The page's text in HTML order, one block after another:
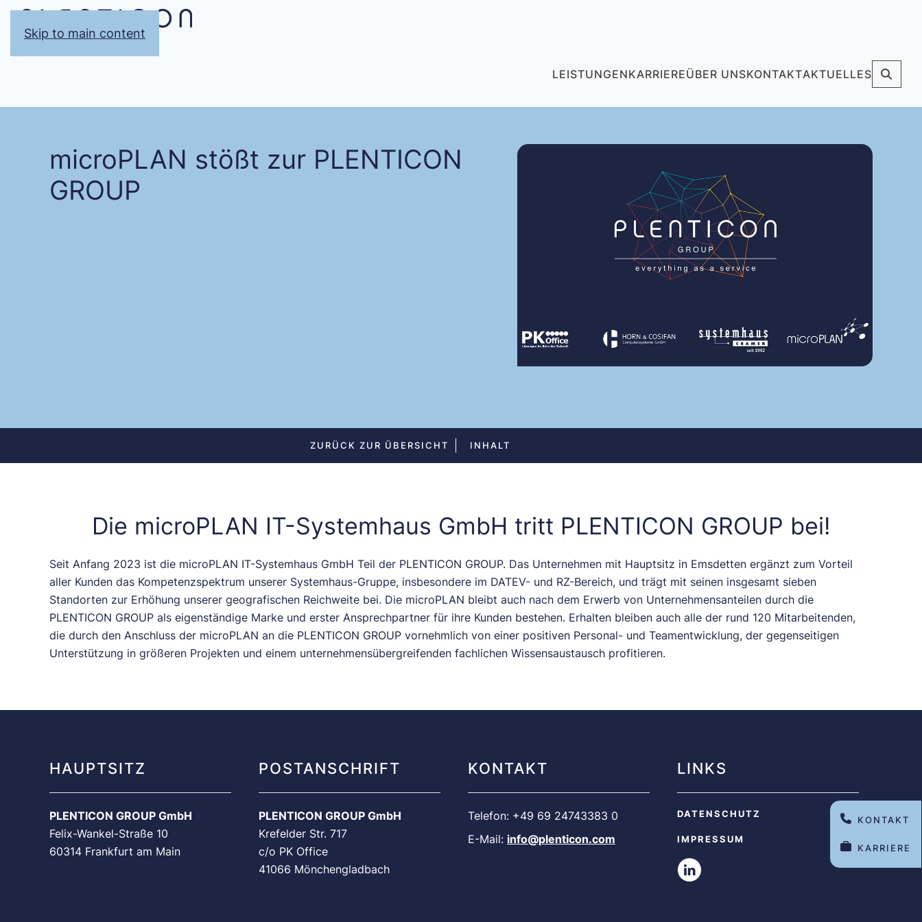
Skip to main content
KONTAKT
KARRIERE
LEISTUNGEN
(CURRENT)
KARRIERE
(CURRENT)
ÜBER UNS
(CURRENT)
KONTAKT
(CURRENT)
AKTUELLES
(CURRENT)
microPLAN stößt zur PLENTICON
GROUP
ZURÜCK ZUR ÜBERSICHT INHALT
Die microPLAN IT-Systemhaus GmbH tritt PLENTICON GROUP bei!
Seit Anfang 2023 ist die microPLAN IT-Systemhaus GmbH Teil der PLENTICON GROUP. Das Unternehmen mit Hauptsitz in Emsdetten ergänzt zum Vorteil
aller Kunden das Kompetenzspektrum unserer Systemhaus-Gruppe, insbesondere im DATEV- und RZ-Bereich, und trägt mit seinen insgesamt sieben
Standorten zur Erhöhung unserer geografischen Reichweite bei. Die microPLAN bleibt auch nach dem Erwerb von Unternehmensanteilen durch die
PLENTICON GROUP als eigenständige Marke und erster Ansprechpartner für ihre Kunden bestehen. Erhalten bleiben auch alle der rund 120 Mitarbeitenden,
die durch den Anschluss der microPLAN an die PLENTICON GROUP vornehmlich von einer positiven Personal- und Teamentwicklung, der gegenseitigen
Unterstützung in größeren Projekten und einem unternehmensübergreifenden fachlichen Wissensaustausch profitieren.
HAUPTSITZ
PLENTICON GROUP GmbH
Felix-Wankel-Straße 10
60314 Frankfurt am Main
POSTANSCHRIFT
PLENTICON GROUP GmbH
Krefelder Str. 717
c/o PK Office
41066 Mönchengladbach
KONTAKT
Telefon: +49 69 24743383 0
E-Mail: info@plenticon.com
LINKS
DATENSCHUTZ
IMPRESSUM